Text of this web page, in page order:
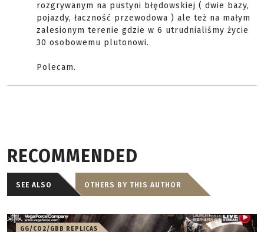
rozgrywanym na pustyni błędowskiej ( dwie bazy,
pojazdy, łaczność przewodowa ) ale też na małym
zalesionym terenie gdzie w 6 utrudnialiśmy życie
30 osobowemu plutonowi.
Polecam.
RECOMMENDED
SEE ALSO OTHERS BY THIS AUTHOR
GG/CO2/GBB REPLICAS